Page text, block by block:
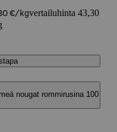
€/kgvertailuhinta 43,30
nougat rommirusina 100